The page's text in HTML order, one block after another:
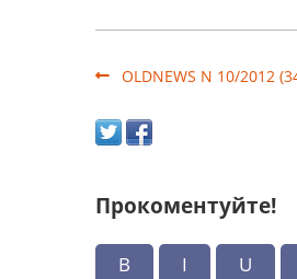
OLDNEWS N 10/2012
Прокоментуйте!
B I U